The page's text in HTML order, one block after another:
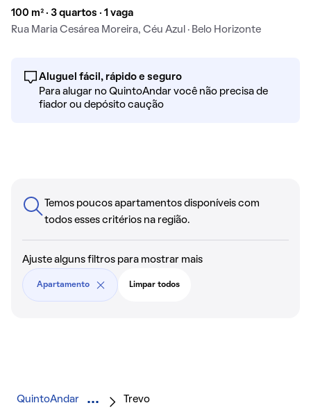
100 m² · 3 quartos · 1 vaga
Rua Maria Cesárea Moreira, Céu Azul · Belo Horizonte
Aluguel fácil, rápido e seguro
Para alugar no QuintoAndar você não precisa de
fiador ou depósito caução
Temos poucos apartamentos disponíveis com
todos esses critérios na região.
Ajuste alguns filtros para mostrar mais
Apartamento Limpar todos
QuintoAndar Trevo